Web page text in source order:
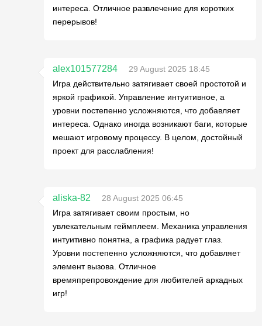
интереса. Отличное развлечение для коротких
перерывов!
alex101577284
29 August 2025 18:45
Игра действительно затягивает своей простотой и
яркой графикой. Управление интуитивное, а
уровни постепенно усложняются, что добавляет
интереса. Однако иногда возникают баги, которые
мешают игровому процессу. В целом, достойный
проект для расслабления!
aliska-82
28 August 2025 06:45
Игра затягивает своим простым, но
увлекательным геймплеем. Механика управления
интуитивно понятна, а графика радует глаз.
Уровни постепенно усложняются, что добавляет
элемент вызова. Отличное
времяпрепровождение для любителей аркадных
игр!